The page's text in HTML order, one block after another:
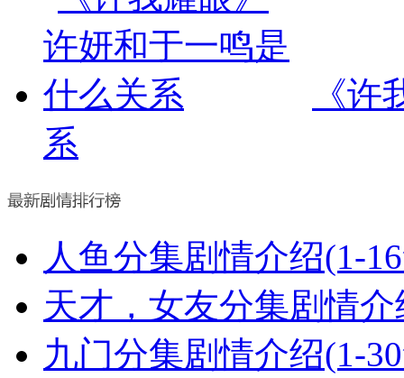
《
系
人鱼分集剧情介绍(1-
天才，女友分集剧情
九门分集剧情介绍(1-